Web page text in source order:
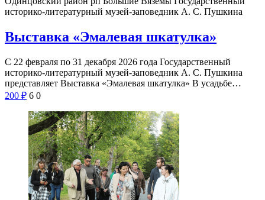
историко-литературный музей-заповедник А. С. Пушкина
Выставка «Эмалевая шкатулка»
С 22 февраля по 31 декабря 2026 года Государственный
историко-литературный музей-заповедник А. С. Пушкина
представляет Выставка «Эмалевая шкатулка» В усадьбе…
200 ₽ 6 0